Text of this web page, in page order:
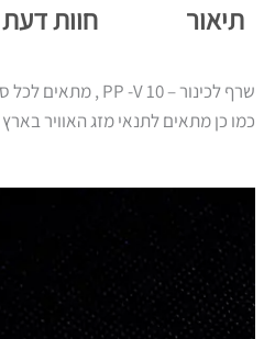
תיאור חוות דעת
שרף לכינור – PP -V 10 , מתאים לכל סוגי ה
כמו כן מתאים לתנאי מזג האוויר